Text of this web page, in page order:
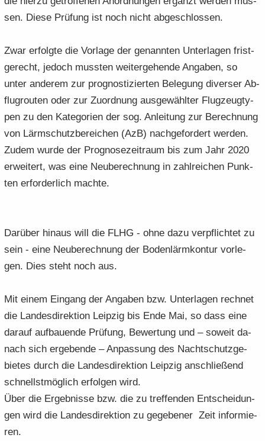
sen. Diese Prü­fung ist noch nicht ab­ge­schlos­sen.
Zwar er­folg­te die Vor­la­ge der ge­nann­ten Un­ter­la­gen frist­
ge­recht, je­doch muss­ten wei­ter­ge­hen­de An­ga­ben, so
unter an­de­rem zur pro­gnos­ti­zier­ten Be­le­gung di­ver­ser Ab­
flug­rou­ten oder zur Zu­ord­nung aus­ge­wähl­ter Flug­zeug­ty­
pen zu den Ka­te­go­rien der sog. An­lei­tung zur Be­rech­nung
von Lärm­schutz­be­rei­chen (AzB) nach­ge­for­dert wer­den.
Zudem wurde der Pro­gno­se­zeit­raum bis zum Jahr 2020
er­wei­tert, was eine Neu­be­rech­nung in zahl­rei­chen Punk­
ten er­for­der­lich mach­te.
Dar­über hin­aus will die FLHG - ohne dazu ver­pflich­tet zu
sein - eine Neu­be­rech­nung der Bo­den­lärm­kon­tur vor­le­
gen. Dies steht noch aus.
Mit einem Ein­gang der An­ga­ben bzw. Un­ter­la­gen rech­net
die Lan­des­di­rek­ti­on Leip­zig bis Ende Mai, so dass eine
dar­auf auf­bau­en­de Prü­fung, Be­wer­tung und – so­weit da­
nach sich er­ge­ben­de – An­pas­sung des Nacht­schutz­ge­
bie­tes durch die Lan­des­di­rek­ti­on Leip­zig an­schlie­ßend
schnellst­mög­lich er­fol­gen wird.
Über die Er­geb­nis­se bzw. die zu tref­fen­den Ent­schei­dun­
gen wird die Lan­des­di­rek­ti­on zu ge­ge­be­ner Zeit in­for­mie­
ren.